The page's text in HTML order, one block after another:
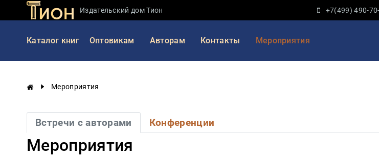
Издательский дом Тион +7(499) 490-
Каталог книг Оптовикам Авторам Контакты Мероприятия
Мероприятия
Встречи с авторами Конференции
Мероприятия
Занимательная
наука
История
Мировая
Экономика
Фантастика
и